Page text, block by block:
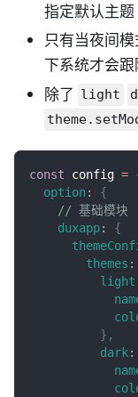
指定默认主题
只有当夜间
下系统才会
除了 light
const config =
option :
{
// 基础模块
duxapp:
{
themes :
light
} ,
dark: